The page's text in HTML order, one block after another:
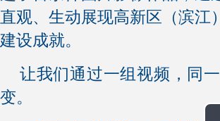
直观、生动展现高新区（滨江
建设成就。
让我们通过一组视频，同
变。